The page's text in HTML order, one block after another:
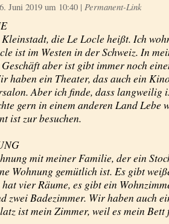
Juni 2019 um 10:40 | Permanent-Link
die Le Locle heißt. Ich
ist im Westen in der Schweiz. In
aber ist gibt immer noch
haben ein Theater, das auch ein
Aber ich finde, dass langweilig
gern in einem anderen Land Lebe
ist zur besuchen.
mit meiner Familie, der ein
Wohnung gemütlich ist. Es gibt
vier Räume, es gibt ein
zwei Badezimmer. Wir haben auch
ist mein Zimmer, weil es mein Bett